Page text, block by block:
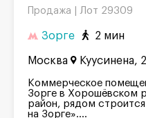
Продажа | Лот 29309
Зорге 2 мин
Москва Куусинена,
Коммерческое
Зорге в Хорошёвском
район, рядом
на Зорге»....